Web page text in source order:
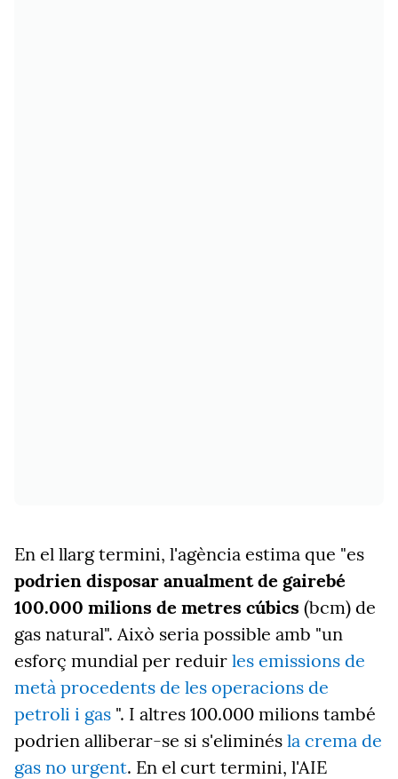
En el llarg termini, l'agència estima que "es
podrien disposar anualment de gairebé
100.000 milions de metres cúbics (bcm) de
gas natural". Això seria possible amb "un
esforç mundial per reduir les emissions de
metà procedents de les operacions de
petroli i gas ". I altres 100.000 milions també
podrien alliberar-se si s'eliminés la crema de
gas no urgent. En el curt termini, l'AIE